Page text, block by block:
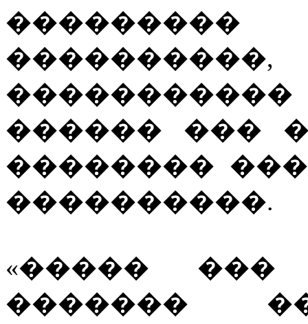
������ ���
��������
����������.
«����� ���
�������